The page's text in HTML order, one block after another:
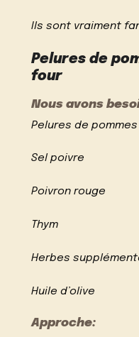
Ils sont vraiment
Pelures de
four
Nous avons
Pelures de
Sel poivre
Poivron rouge
Thym
Herbes
Huile d’olive
Approche: